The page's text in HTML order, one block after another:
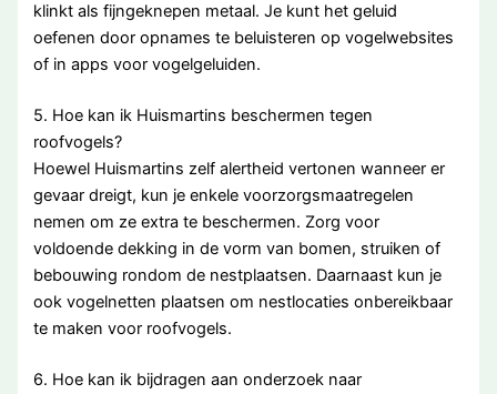
klinkt als fijngeknepen metaal. Je kunt het geluid
oefenen door opnames te beluisteren op vogelwebsites
of in apps voor vogelgeluiden.
5. Hoe kan ik Huismartins beschermen tegen
roofvogels?
Hoewel Huismartins zelf alertheid vertonen wanneer er
gevaar dreigt, kun je enkele voorzorgsmaatregelen
nemen om ze extra te beschermen. Zorg voor
voldoende dekking in de vorm van bomen, struiken of
bebouwing rondom de nestplaatsen. Daarnaast kun je
ook vogelnetten plaatsen om nestlocaties onbereikbaar
te maken voor roofvogels.
6. Hoe kan ik bijdragen aan onderzoek naar